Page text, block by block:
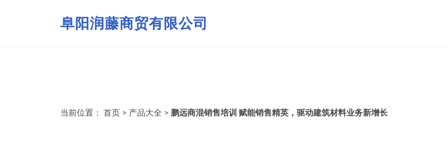
阜阳润藤商贸有限公司
当前位置： 首页 > 产品大全 > 鹏远商混销售培训 赋能销售精英，驱动建筑材料业务新增长